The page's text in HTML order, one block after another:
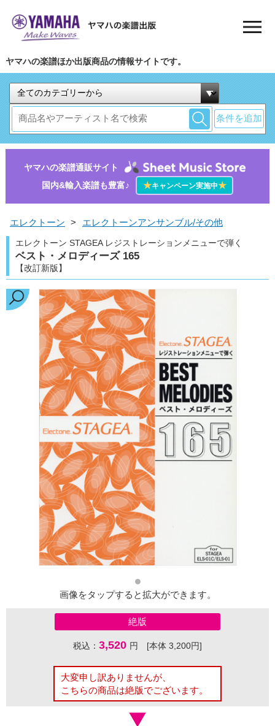
ヤマハの楽譜ほか出版商品の情報サイトです。
条件を追加
ヤマハの楽譜通販サイト
国内&輸入楽譜も豊富♪
★キャンペーン実施中★
エレクトーン > エレクトーンアンサンブル/その他
エレクトーン STAGEA レジストレーションメニューで弾く
ベスト・メロディーズ 165
【改訂新版】
画像をタップすると拡大ができます。
絶版
税込： 3,520 円 [本体 3,200円]
大変申し訳ありませんが、
こちらの商品は絶版でございます。